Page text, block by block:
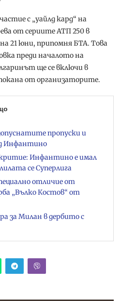
с „уайлд кард“ на
от сериите АТП 250 в
21 юни, припомня БТА. Това
преди началото на
ще се включи в
от организаторите.
пропуски и
Инфантино
Инфантино е имал
се Суперлига
отличие от
„Вълко Костов“ от
за Милан в дербито с